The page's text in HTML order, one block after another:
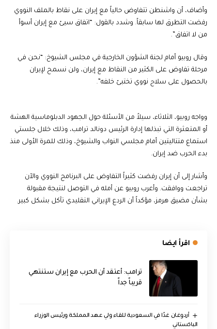
وأضاف، أن واشنطن تتفاوض حالياً مع إيران على نقاط بالملف النووي
رفضت التطرق لها سابقاً. وشدد بالقول: “اتفاق سيئ مع إيران أسوأ
من لا اتفاق”.
وقال روبيو أمام لجنة الشؤون الخارجية في مجلس الشيوخ: “نحن في
مرحلة تفاوض على الكثير من النقاط مع إيران، ولن نسمح لإيران
بالحصول على سلاح نووي تختبئ خلفه”.
وواجه روبيو، الثلاثاء، سيلاً من الأسئلة حول الجهود الدبلوماسية الهشة
أو المتعثرة التي تبذلها إدارة الرئيس دونالد ترامب، وذلك خلال جلستي
استماع متتاليتين أمام مجلسي النواب والشيوخ، وذلك للمرة الأولى منذ
بدء الحرب ضد إيران.
وأشار إلى أن إيران رفضت كثيراً التفاوض على البرنامج النووي والآن
تراجعت ووافقت. وأعرب روبيو عن أمله في التوصل لنتيجة مقبولة
بشأن مضيق هرمز، مؤكداً أن الردع الإيراني التقليدي تآكل بشكل كبير.
اقرأ ايضا
‏ترامب: أعتقد أن الحرب مع إيران ستنتهي
قريباً جداً
أردوغان غدًا في السعودية للقاء ولي عهد المملكة ورئيس الوزراء
الباكستاني